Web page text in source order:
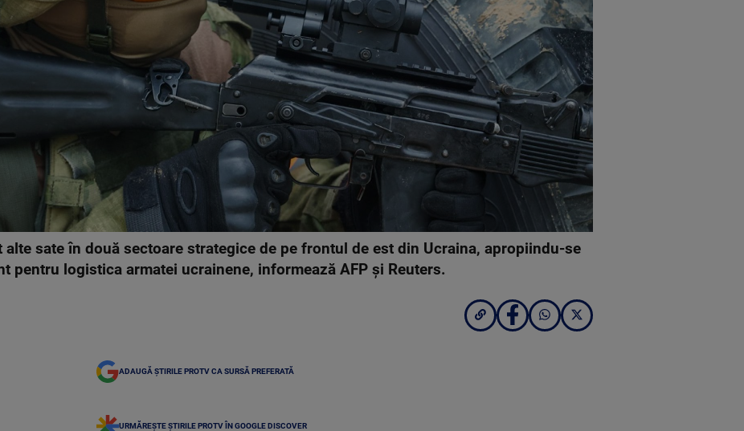
alte sate în două sectoare strategice de pe frontul de est din Ucraina, apropiindu-se
pentru logistica armatei ucrainene, informează AFP şi Reuters.
ADAUGĂ ȘTIRILE PROTV CA SURSĂ PREFERATĂ
URMĂREȘTE ȘTIRILE PROTV ÎN GOOGLE DISCOVER